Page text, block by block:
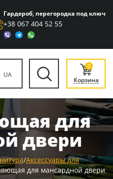
Гардероб, перегородка под ключ
+38 067 404 52 55
UA
0
Корзина
для
двери
/Аксессуары для
для мансардной двери